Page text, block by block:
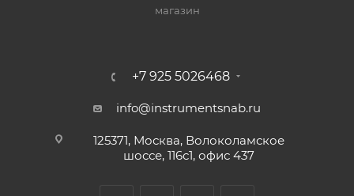
магазин
+7 925 5026468
info@instrumentsnab.ru
125371, Москва, Волоколамское
шоссе, 116с1, офис 437